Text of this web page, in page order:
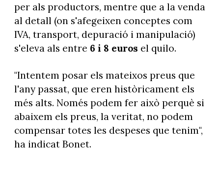
per als productors, mentre que a la venda
al detall (on s'afegeixen conceptes com
IVA, transport, depuració i manipulació)
s'eleva als entre 6 i 8 euros el quilo.
"Intentem posar els mateixos preus que
l'any passat, que eren històricament els
més alts. Només podem fer això perquè si
abaixem els preus, la veritat, no podem
compensar totes les despeses que tenim",
ha indicat Bonet.